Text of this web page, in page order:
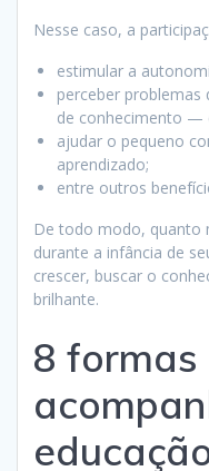
Nesse caso, a
estimular a
perceber problemas
de conhecimento —
ajudar o pequeno
aprendizado;
entre outros
De todo modo, quanto
durante a infância de
crescer, buscar o
brilhante.
8 formas